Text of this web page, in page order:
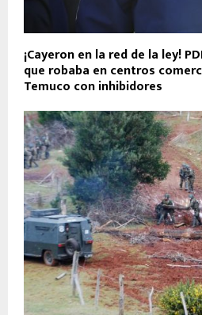
¡Cayeron en la red de la ley!
que robaba en centros
Temuco con inhibidores